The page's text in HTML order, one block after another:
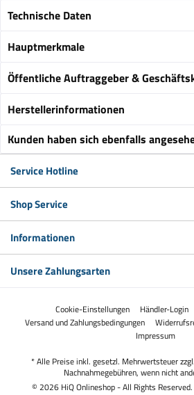
Technische Daten
Hauptmerkmale
Öffentliche Auftraggeber &
Herstellerinformationen
Kunden haben sich ebenfalls
Service Hotline
Shop Service
Informationen
Unsere Zahlungsarten
Cookie-Einstellungen Händler-Login
Versand und Zahlungsbedingungen
Impressum
* Alle Preise inkl. gesetzl. Mehrwertsteuer zzgl.
Nachnahmegebühren, wenn nicht
© 2026 HiQ Onlineshop - All Rights